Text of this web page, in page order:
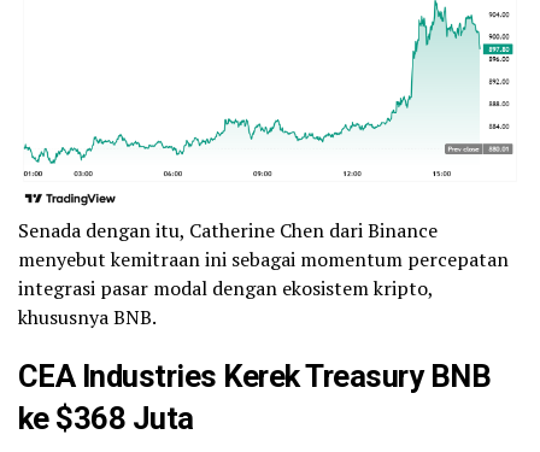
Senada dengan itu, Catherine Chen dari Binance
menyebut kemitraan ini sebagai momentum percepatan
integrasi pasar modal dengan ekosistem kripto,
khususnya BNB.
CEA Industries Kerek Treasury BNB
ke $368 Juta